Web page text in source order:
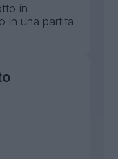
in
in una partita